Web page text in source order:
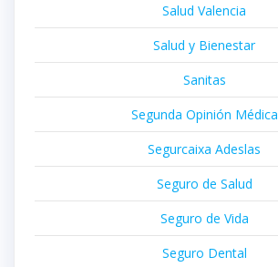
Salud Valencia
Salud y Bienestar
Sanitas
Segunda Opinión Médica
Segurcaixa Adeslas
Seguro de Salud
Seguro de Vida
Seguro Dental